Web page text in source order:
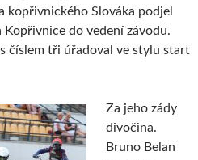
kopřivnického Slováka podjel
do vedení závodu.
číslem tři úřadoval ve stylu start
Za jeho zády
divočina.
Bruno Belan